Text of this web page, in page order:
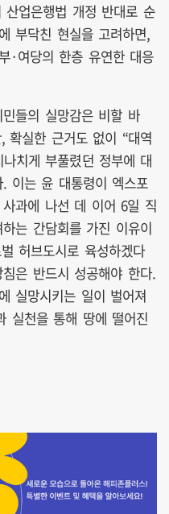
업은행법 개정 반대로 순
부닥친 현실을 고려하면,
·여당의 한층 유연한 대응
들의 실망감은 비할 바
확실한 근거도 없이 “대역
치게 부풀렸던 정부에 대
이는 윤 대통령이 엑스포
과에 나선 데 이어 6일 직
는 간담회를 가진 이유이
허브도시로 육성하겠다
은 반드시 성공해야 한다.
실망시키는 일이 벌어져
실천을 통해 땅에 떨어진